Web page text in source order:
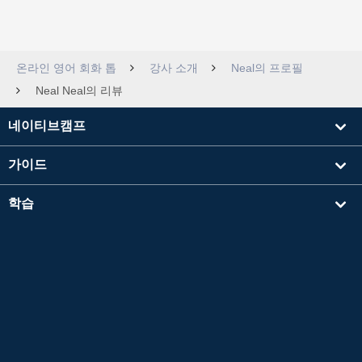
온라인 영어 회화 톱 강사 소개
Neal의 프로필
Neal Neal의 리뷰
네이티브캠프
가이드
학습